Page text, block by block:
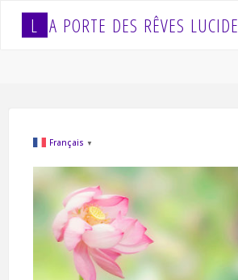
L A PORTE DES RÊVES LUCIDE
Français ▼